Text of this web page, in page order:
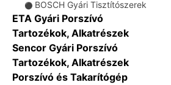
⚫ BOSCH Gyári Tisztítószerek
ETA Gyári Porszívó
Tartozékok, Alkatrészek
Sencor Gyári Porszívó
Tartozékok, Alkatrészek
Porszívó és Takarítógép